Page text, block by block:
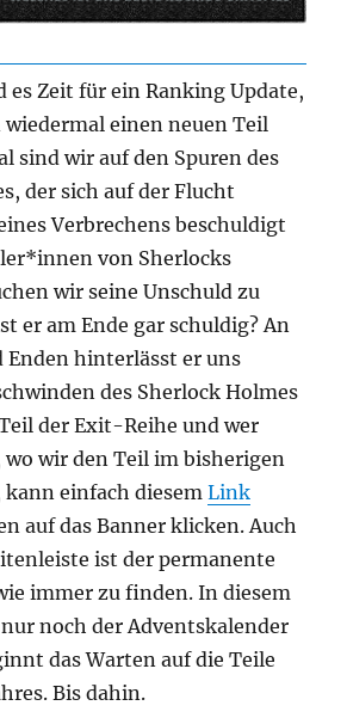
es Zeit für ein Ranking Update,
einen neuen Teil
sind wir auf den Spuren des
der sich auf der Flucht
Verbrechens beschuldigt
von Sherlocks
wir seine Unschuld zu
er am Ende gar schuldig? An
Enden hinterlässt er uns
des Sherlock Holmes
der Exit-Reihe und wer
wir den Teil im bisherigen
kann einfach diesemLink
auf das Banner klicken. Auch
ist der permanente
immer zu finden. In diesem
noch der Adventskalender
das Warten auf die Teile
Bis dahin.